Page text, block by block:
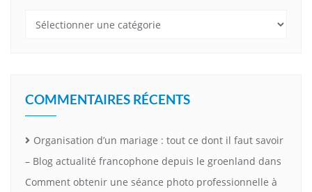
Catégories
COMMENTAIRES RÉCENTS
Organisation d’un mariage : tout ce dont il faut savoir
– Blog actualité francophone depuis le groenland dans
Comment obtenir une séance photo professionnelle à